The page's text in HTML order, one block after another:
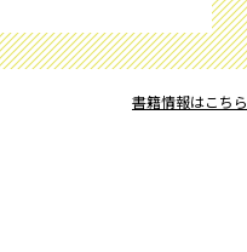
書籍情報はこちら